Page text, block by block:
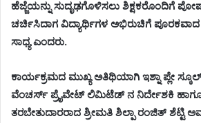
ಹೆಜ್ಜೆಯನ್ನು ಸುದೃಢಗೊಳಿಸಲು ಶಿಕ್ಷಕರೊಂದಿಗೆ
ಚರ್ಚಿಸಿದಾಗ ವಿದ್ಯಾರ್ಥಿಗಳ ಅಭಿರುಚಿಗೆ
ಸಾಧ್ಯ ಎಂದರು.
ಕಾರ್ಯಕ್ರಮದ ಮುಖ್ಯ ಅತಿಥಿಯಾಗಿ ಇಶ್ನಾ ಪ್ಲೇ
ವೆಂಚರ್ಸ್ ಪ್ರೈವೇಟ್ ಲಿಮಿಟೆಡ್ ನ ನಿರ್ದೇಶಕಿ ಹಾಗೂ
ತರಬೇತುದಾರರಾದ ಶ್ರೀಮತಿ ಶಿಲ್ಪಾ ರಂಜಿತ್ ಶೆಟ್ಟಿ